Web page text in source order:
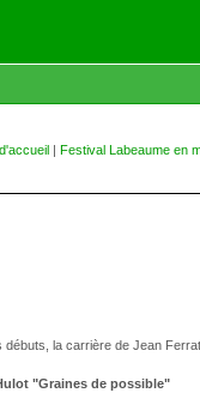
| Festival Labeaume en
la carrière de Jean
"Graines de possible"